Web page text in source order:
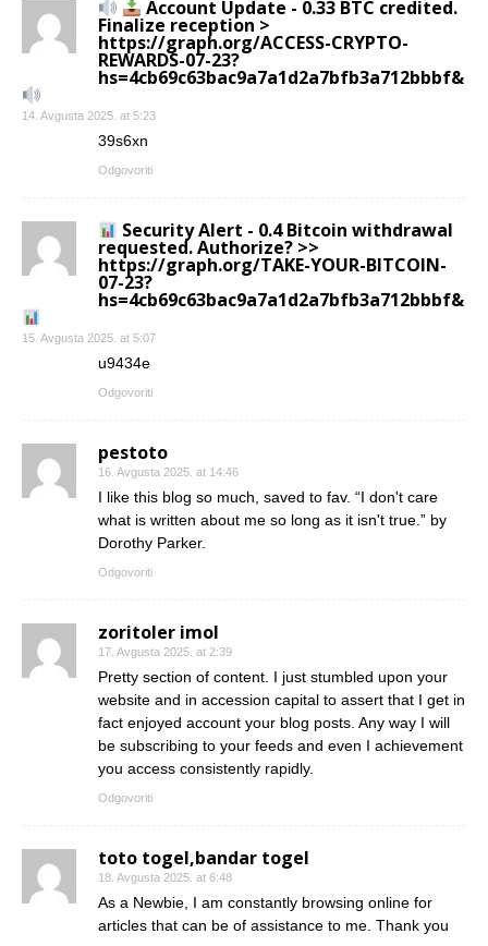
Account Update - 0.33 BTC credited.
Finalize reception >
https://graph.org/ACCESS-CRYPTO-
REWARDS-07-23?
hs=4cb69c63bac9a7a1d2a7bfb3a712bbbf&
14. Avgusta 2025. at 5:23
39s6xn
Odgovoriti
Security Alert - 0.4 Bitcoin withdrawal
requested. Authorize? >>
https://graph.org/TAKE-YOUR-BITCOIN-
07-23?
hs=4cb69c63bac9a7a1d2a7bfb3a712bbbf&
15. Avgusta 2025. at 5:07
u9434e
Odgovoriti
pestoto
16. Avgusta 2025. at 14:46
I like this blog so much, saved to fav. “I don't care
what is written about me so long as it isn't true.” by
Dorothy Parker.
Odgovoriti
zoritoler imol
17. Avgusta 2025. at 2:39
Pretty section of content. I just stumbled upon your
website and in accession capital to assert that I get in
fact enjoyed account your blog posts. Any way I will
be subscribing to your feeds and even I achievement
you access consistently rapidly.
Odgovoriti
toto togel,bandar togel
18. Avgusta 2025. at 6:48
As a Newbie, I am constantly browsing online for
articles that can be of assistance to me. Thank you